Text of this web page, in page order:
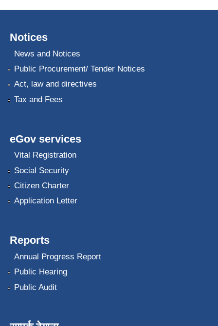
Notices
News and Notices
Public Procurement/ Tender Notices
Act, law and directives
Tax and Fees
eGov services
Vital Registration
Social Security
Citizen Charter
Application Letter
Reports
Annual Progress Report
Public Hearing
Public Audit